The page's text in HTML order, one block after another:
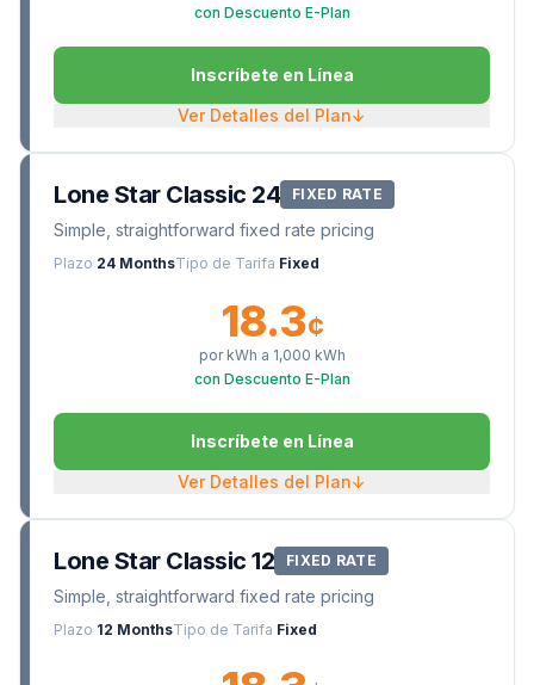
con Descuento E-Plan
Inscríbete en Línea
Ver Detalles del Plan↓
Lone Star Classic 24 FIXED RATE
Simple, straightforward fixed rate pricing
Plazo 24 MonthsTipo de Tarifa Fixed
18.3¢
por kWh a 1,000 kWh
con Descuento E-Plan
Inscríbete en Línea
Ver Detalles del Plan↓
Lone Star Classic 12 FIXED RATE
Simple, straightforward fixed rate pricing
Plazo 12 MonthsTipo de Tarifa Fixed